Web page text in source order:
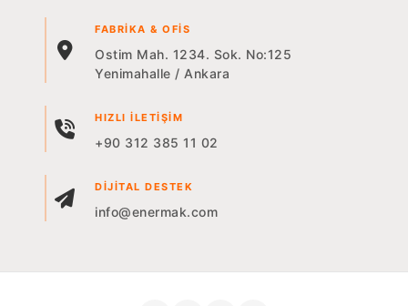
FABRIKA & OFIS
Ostim Mah. 1234. Sok. No:125
Yenimahalle / Ankara
HIZLI İLETIŞIM
+90 312 385 11 02
DIJITAL DESTEK
info@enermak.com